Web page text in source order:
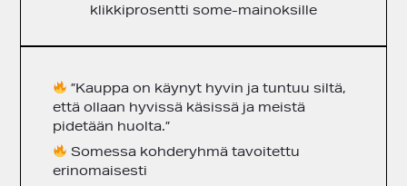
klikkiprosentti some-mainoksille
”Kauppa on käynyt hyvin ja tuntuu siltä,
että ollaan hyvissä käsissä ja meistä
pidetään huolta.”
Somessa kohderyhmä tavoitettu
erinomaisesti